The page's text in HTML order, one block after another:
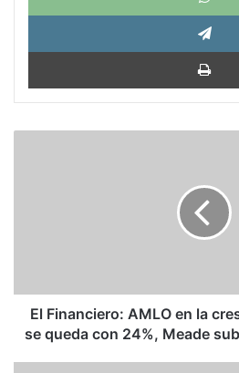
Anaya
queda
El Financiero: AMLO en la
se queda con 24%, Meade